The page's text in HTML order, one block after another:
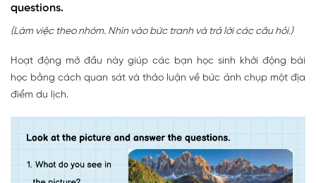
questions.
(Làm việc theo nhóm. Nhìn vào bức tranh và trả lời các câu hỏi.)
Hoạt động mở đầu này giúp các bạn học sinh khởi động bài
học bằng cách quan sát và thảo luận về bức ảnh chụp một địa
điểm du lịch.